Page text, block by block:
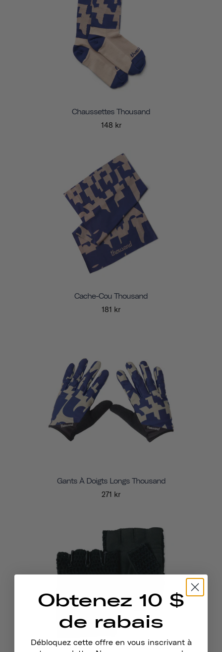
Chaussettes Thousand
148 kr
Cache-Cou Thousand
181 kr
Gants À Doigts Longs Thousand
271 kr
Obtenez 10 $
de rabais
Débloquez cette offre en vous inscrivant à